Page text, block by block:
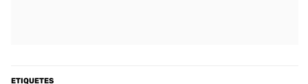
ETIQUETES